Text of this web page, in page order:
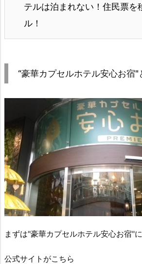
テルは泊まれない！住民票を
ル！
“豪華カプセルホテル安心お宿"
まずは"豪華カプセルホテル安心お宿"
公式サイトがこちら